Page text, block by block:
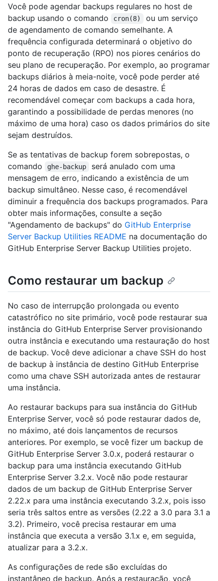
Você pode agendar backups regulares no host de
backup usando o comando
cron(8)
ou um serviço
de agendamento de comando semelhante. A
frequência configurada determinará o objetivo do
ponto de recuperação (RPO) nos piores cenários do
seu plano de recuperação. Por exemplo, ao programar
backups diários à meia-noite, você pode perder até
24 horas de dados em caso de desastre. É
recomendável começar com backups a cada hora,
garantindo a possibilidade de perdas menores (no
máximo de uma hora) caso os dados primários do site
sejam destruídos.
Se as tentativas de backup forem sobrepostas, o
comando
ghe-backup
será anulado com uma
mensagem de erro, indicando a existência de um
backup simultâneo. Nesse caso, é recomendável
diminuir a frequência dos backups programados. Para
obter mais informações, consulte a seção
"Agendamento de backups" do GitHub Enterprise
Server Backup Utilities README na documentação do
GitHub Enterprise Server Backup Utilities projeto.
Como restaurar um backup
No caso de interrupção prolongada ou evento
catastrófico no site primário, você pode restaurar sua
instância do GitHub Enterprise Server provisionando
outra instância e executando uma restauração do host
de backup. Você deve adicionar a chave SSH do host
de backup à instância de destino GitHub Enterprise
como uma chave SSH autorizada antes de restaurar
uma instância.
Ao restaurar backups para sua instância do GitHub
Enterprise Server, você só pode restaurar dados de,
no máximo, até dois lançamentos de recursos
anteriores. Por exemplo, se você fizer um backup de
GitHub Enterprise Server 3.0.x, poderá restaurar o
backup para uma instância executando GitHub
Enterprise Server 3.2.x. Você não pode restaurar
dados de um backup de GitHub Enterprise Server
2.22.x para uma instância executando 3.2.x, pois isso
seria três saltos entre as versões (2.22 a 3.0 para 3.1 a
3.2). Primeiro, você precisa restaurar em uma
instância que executa a versão 3.1.x e, em seguida,
atualizar para a 3.2.x.
As configurações de rede são excluídas do
instantâneo de backup. Após a restauração, você